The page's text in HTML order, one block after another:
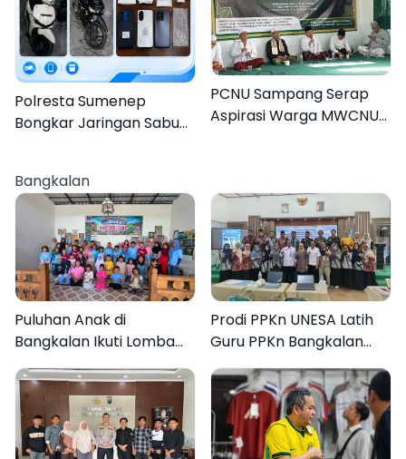
Polresta Sumenep
Bongkar Jaringan Sabu
PCNU Sampang Serap
Aspirasi Warga MWCNU
Bangkalan
Puluhan Anak di
Bangkalan Ikuti Lomba
Mewarnai Bertema
Liburan Keluarga
Prodi PPKn UNESA Latih
Guru PPKn Bangkalan
dengan Pembelajaran
Inovasi Teknologi